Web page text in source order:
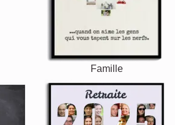
Famille